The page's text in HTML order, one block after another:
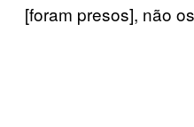
[foram presos], não